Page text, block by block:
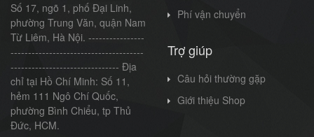
Số 17, ngõ 1, phố Đại Linh,
phường Trung Văn, quận Nam
Từ Liêm, Hà Nội. ----------------
--------------------------------------
------------------------------- Địa
chỉ tại Hồ Chí Minh: Số 11,
hẻm 111 Ngô Chí Quốc,
phường Bình Chiểu, tp Thủ
Đức, HCM.
Phí vận chuyển
Trợ giúp
Câu hỏi thường gặp
Giới thiệu Shop